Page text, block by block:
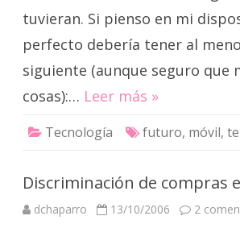
tuvieran. Si pienso en mi
perfecto debería tener al
siguiente (aunque seguro que
cosas):… Leer más »
Tecnología futuro, móvil,
Discriminación de compras
dchaparro 13/10/2006 2